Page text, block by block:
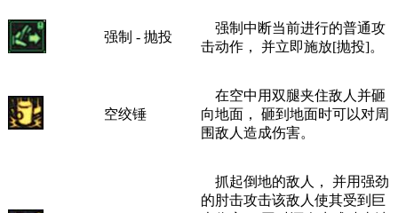
强制 - 抛投
强制中断当前进行的普通攻
击动作， 并立即施放[抛投]。
空绞锤
在空中用双腿夹住敌人并砸
向地面， 砸到地面时可以对周
围敌人造成伤害。
抓起倒地的敌人， 并用强劲
的肘击攻击该敌人使其受到巨